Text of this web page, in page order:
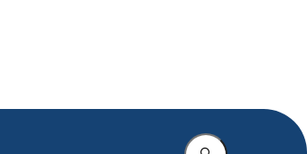
Vul in wat u